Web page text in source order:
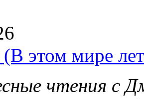
(В этом мире
чтения с